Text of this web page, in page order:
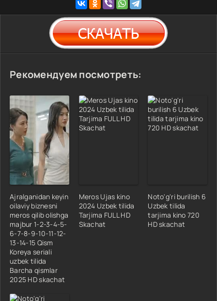
Рекомендуем посмотреть:
Ajralganidan keyin
oilaviy biznesni
meros qilib olishga
majbur 1-2-3-4-5-
6-7-8-9-10-11-12-
13-14-15 Qism
Koreya seriali
uzbek tilida
Barcha qismlar
2025 HD skachat
Meros Ujas kino
2024 Uzbek tilida
Tarjima FULL HD
Skachat
Noto'g'ri burilish 6
Uzbek tilida
tarjima kino 720
HD skachat